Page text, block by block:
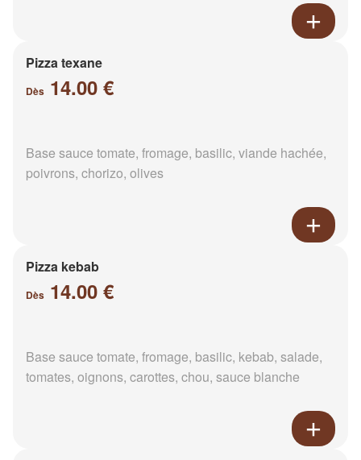
Pizza texane
Dès 14.00 €
Base sauce tomate, fromage, basilic, viande hachée,
poivrons, chorizo, olives
Pizza kebab
Dès 14.00 €
Base sauce tomate, fromage, basilic, kebab, salade,
tomates, oignons, carottes, chou, sauce blanche